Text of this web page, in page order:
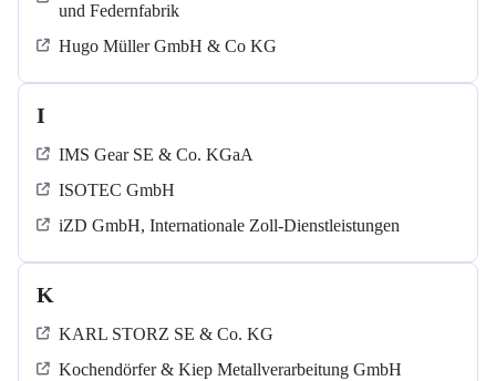
und Federnfabrik
Hugo Müller GmbH & Co KG
I
IMS Gear SE & Co. KGaA
ISOTEC GmbH
iZD GmbH, Internationale Zoll-Dienstleistungen
K
KARL STORZ SE & Co. KG
Kochendörfer & Kiep Metallverarbeitung GmbH